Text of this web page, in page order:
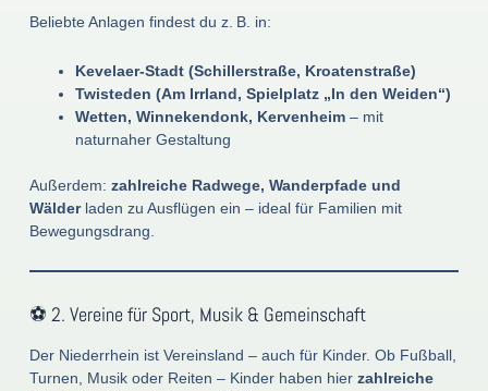
Beliebte Anlagen findest du z. B. in:
Kevelaer-Stadt (Schillerstraße, Kroatenstraße)
Twisteden (Am Irrland, Spielplatz „In den Weiden“)
Wetten, Winnekendonk, Kervenheim– mit
naturnaher Gestaltung
Außerdem: zahlreiche Radwege, Wanderpfade und
Wälderladen zu Ausflügen ein – ideal für Familien mit
Bewegungsdrang.
⚽ 2. Vereine für Sport, Musik & Gemeinschaft
Der Niederrhein ist Vereinsland – auch für Kinder. Ob Fußball,
Turnen, Musik oder Reiten – Kinder haben hier zahlreiche